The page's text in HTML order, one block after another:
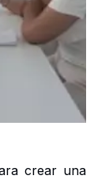
crear una